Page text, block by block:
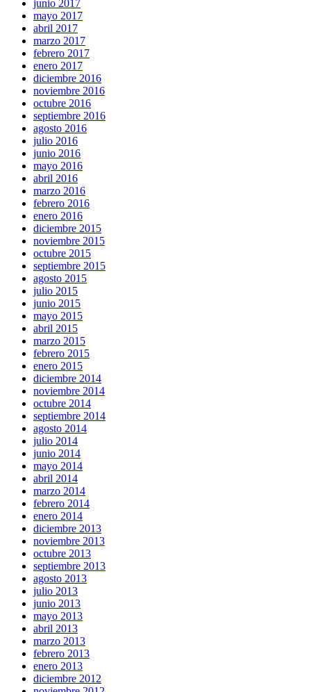
junio 2017
mayo 2017
abril 2017
marzo 2017
febrero 2017
enero 2017
diciembre 2016
noviembre 2016
octubre 2016
septiembre 2016
agosto 2016
julio 2016
junio 2016
mayo 2016
abril 2016
marzo 2016
febrero 2016
enero 2016
diciembre 2015
noviembre 2015
octubre 2015
septiembre 2015
agosto 2015
julio 2015
junio 2015
mayo 2015
abril 2015
marzo 2015
febrero 2015
enero 2015
diciembre 2014
noviembre 2014
octubre 2014
septiembre 2014
agosto 2014
julio 2014
junio 2014
mayo 2014
abril 2014
marzo 2014
febrero 2014
enero 2014
diciembre 2013
noviembre 2013
octubre 2013
septiembre 2013
agosto 2013
julio 2013
junio 2013
mayo 2013
abril 2013
marzo 2013
febrero 2013
enero 2013
diciembre 2012